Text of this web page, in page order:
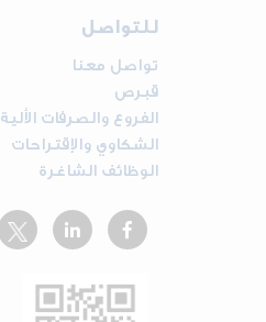
للتواصل
تواصل معنا
قبرص
الفروع والصرفات الألية
الشكاوي والإقتراحات
الوظائف الشاغرة